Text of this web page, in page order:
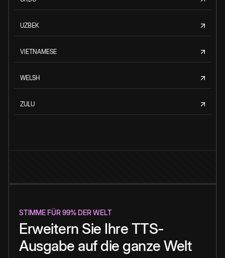
UZBEK
VIETNAMESE
WELSH
ZULU
STIMME FÜR 99% DER WELT
Erweitern Sie Ihre TTS-
Ausgabe auf die ganze Welt